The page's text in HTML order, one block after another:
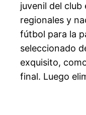
juvenil del
regionales y
fútbol para la
seleccionado
exquisito,
final. Luego